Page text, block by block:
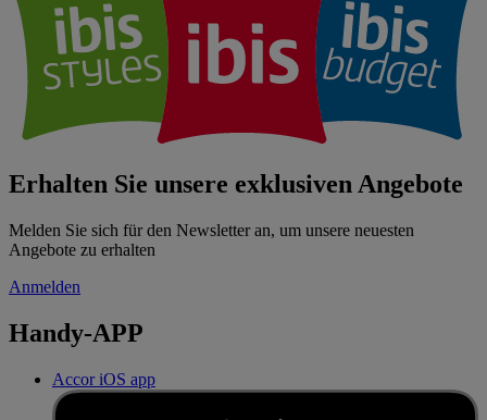
Erhalten Sie unsere exklusiven Angebote
Melden Sie sich für den Newsletter an, um unsere neuesten
Angebote zu erhalten
Anmelden
Handy-APP
Accor iOS app